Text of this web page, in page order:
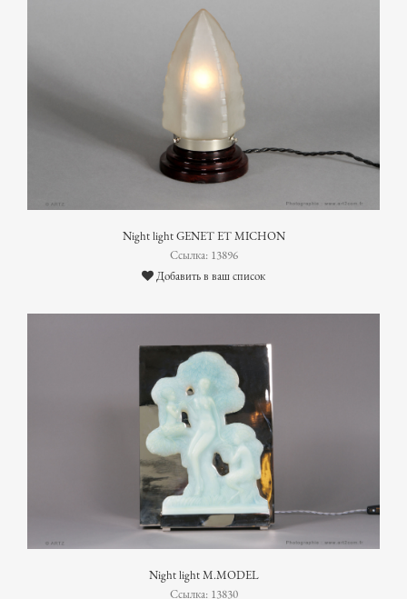
Night light GENET ET MICHON
Ссылка: 13896
Добавить в ваш список
Night light M.MODEL
Ссылка: 13830